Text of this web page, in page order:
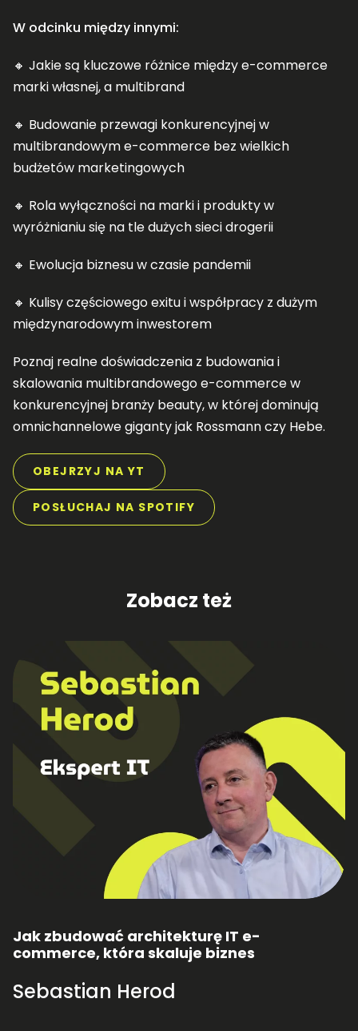
W odcinku między innymi:
🔸 Jakie są kluczowe różnice między e-commerce
marki własnej, a multibrand
🔸 Budowanie przewagi konkurencyjnej w
multibrandowym e-commerce bez wielkich
budżetów marketingowych
🔸 Rola wyłączności na marki i produkty w
wyróżnianiu się na tle dużych sieci drogerii
🔸 Ewolucja biznesu w czasie pandemii
🔸 Kulisy częściowego exitu i współpracy z dużym
międzynarodowym inwestorem
Poznaj realne doświadczenia z budowania i
skalowania multibrandowego e-commerce w
konkurencyjnej branży beauty, w której dominują
omnichannelowe giganty jak Rossmann czy Hebe.
OBEJRZYJ NA YT
POSŁUCHAJ NA SPOTIFY
Zobacz też
Jak zbudować architekturę IT e-
commerce, która skaluje biznes
Sebastian Herod